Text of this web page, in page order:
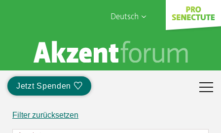
Deutsch
English
Français
Jetzt Spenden
Sophia Care
Filter zurücksetzen